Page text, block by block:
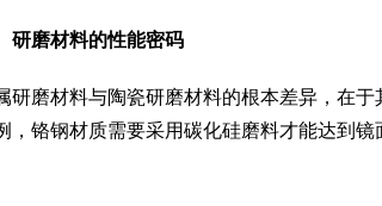
研磨材料的性能密码
研磨材料与陶瓷研磨材料的根本差异，在于
，铬钢材质需要采用碳化硅磨料才能达到